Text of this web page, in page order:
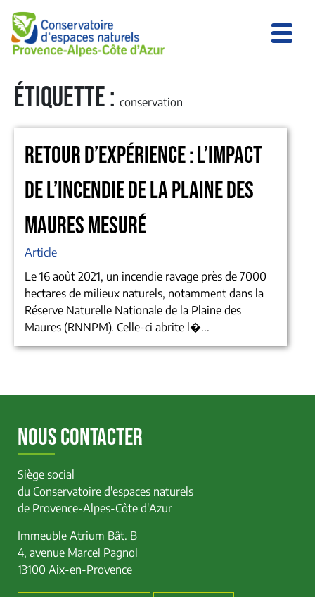
Étiquette : conservation
RETOUR D’EXPÉRIENCE : L’IMPACT
DE L’INCENDIE DE LA PLAINE DES
MAURES MESURÉ
Article
Le 16 août 2021, un incendie ravage près de 7000
hectares de milieux naturels, notamment dans la
Réserve Naturelle Nationale de la Plaine des
Maures (RNNPM). Celle-ci abrite l�...
NOUS CONTACTER
Siège social
du Conservatoire d'espaces naturels
de Provence-Alpes-Côte d'Azur
Immeuble Atrium Bât. B
4, avenue Marcel Pagnol
13100 Aix-en-Provence